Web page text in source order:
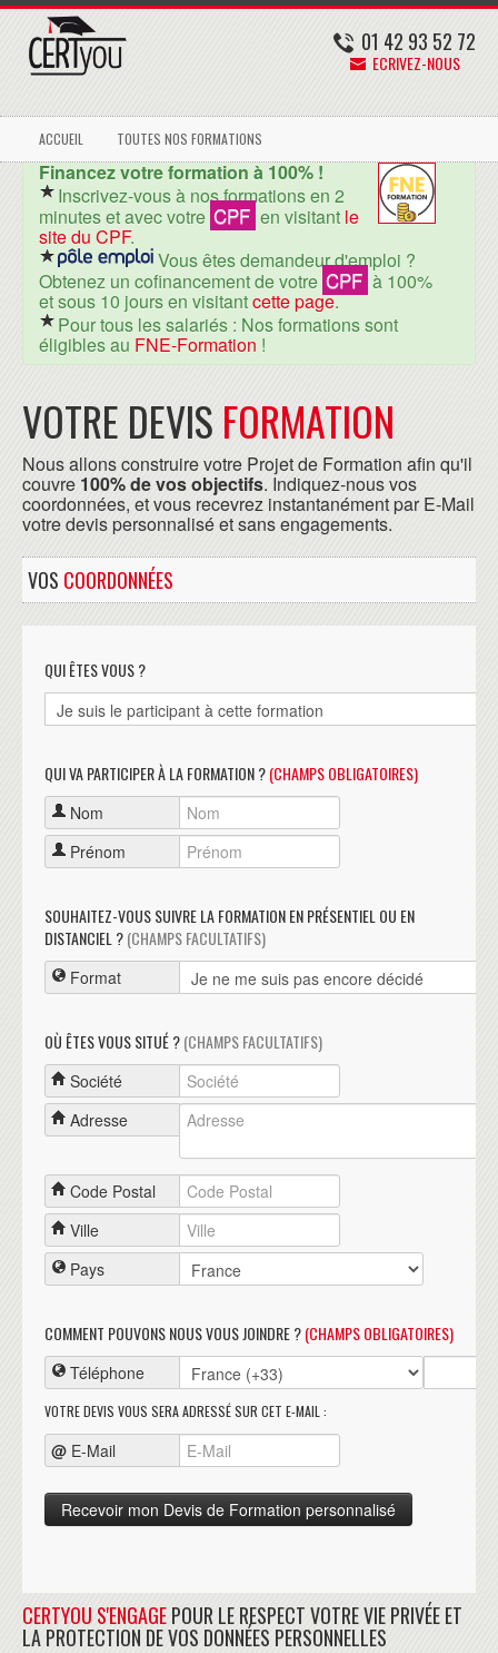
01 42 93 52 72
ECRIVEZ-NOUS
ACCUEIL TOUTES NOS FORMATIONS
Financez votre formation à 100% !
Inscrivez-vous à nos formations en 2
minutes et avec votre CPF en visitant le
site du CPF.
Vous êtes demandeur d'emploi ?
Obtenez un cofinancement de votre CPF à 100%
et sous 10 jours en visitantcette page.
Pour tous les salariés : Nos formations sont
éligibles au FNE-Formation !
VOTRE DEVIS FORMATION
Nous allons construire votre Projet de Formation afin qu'il
couvre 100% de vos objectifs. Indiquez-nous vos
coordonnées, et vous recevrez instantanément par E-Mail
votre devis personnalisé et sans engagements.
VOS COORDONNÉES
QUI ÊTES VOUS ?
QUI VA PARTICIPER À LA FORMATION ?(CHAMPS OBLIGATOIRES)
Nom
Prénom
SOUHAITEZ-VOUS SUIVRE LA FORMATION EN PRÉSENTIEL OU EN
DISTANCIEL ?(CHAMPS FACULTATIFS)
Format
OÙ ÊTES VOUS SITUÉ ?(CHAMPS FACULTATIFS)
Société
Adresse
Code Postal
Ville
Pays
COMMENT POUVONS NOUS VOUS JOINDRE ?(CHAMPS OBLIGATOIRES)
Téléphone
VOTRE DEVIS VOUS SERA ADRESSÉ SUR CET E-MAIL :
@ E-Mail
CERTYOU S'ENGAGEPOUR LE RESPECT VOTRE VIE PRIVÉE ET
LA PROTECTION DE VOS DONNÉES PERSONNELLES